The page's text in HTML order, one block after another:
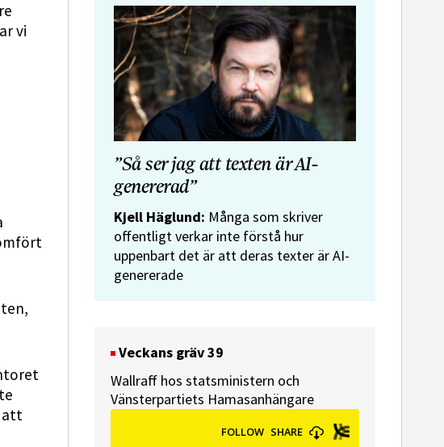
vi
att
”Så ser jag att texten är AI-
genererad”
Kjell Häglund: Många som skriver
offentligt verkar inte förstå hur
uppenbart det är att deras texter är AI-
genererade
Veckans gräv 39
Wallraff hos statsministern och
Vänsterpartiets Hamasanhängare